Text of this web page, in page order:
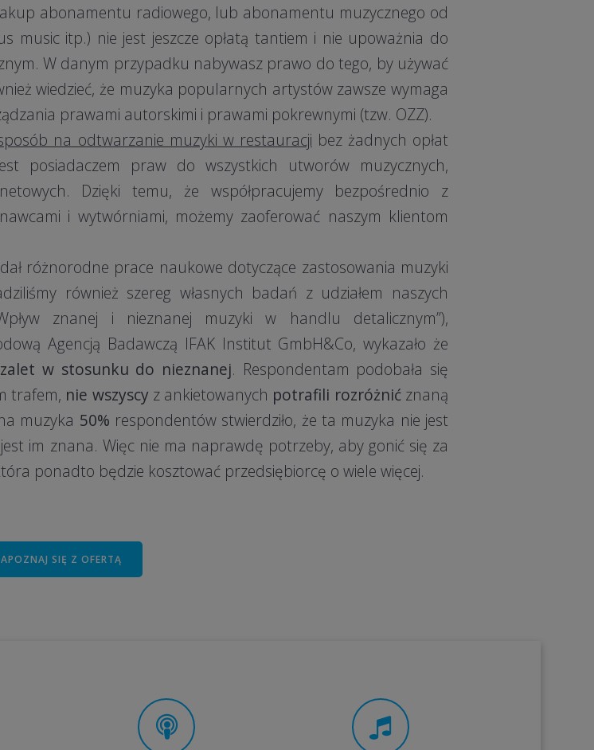
abonamentu radiowego, lub abonamentu muzycznego od
music itp.) nie jest jeszcze opłatą tantiem i nie upoważnia do
W danym przypadku nabywasz prawo do tego, by używać
wiedzieć, że muzyka popularnych artystów zawsze wymaga
prawami autorskimi i prawami pokrewnymi (tzw. OZZ).
na odtwarzanie muzyki w restauracji bez żadnych opłat
posiadaczem praw do wszystkich utworów muzycznych,
Dzięki temu, że współpracujemy bezpośrednio z
i wytwórniami, możemy zaoferować naszym klientom
różnorodne prace naukowe dotyczące zastosowania muzyki
również szereg własnych badań z udziałem naszych
znanej i nieznanej muzyki w handlu detalicznym”),
Agencją Badawczą IFAK Institut GmbH&Co, wykazało że
w stosunku do nieznanej. Respondentam podobała się
trafem, nie wszyscyz ankietowanych potrafili rozróżnićznaną
muzyka 50% respondentów stwierdziło, że ta muzyka nie jest
jest im znana. Więc nie ma naprawdę potrzeby, aby gonić się za
ponadto będzie kosztować przedsiębiorcę o wiele więcej.
SIĘ Z OFERTĄ